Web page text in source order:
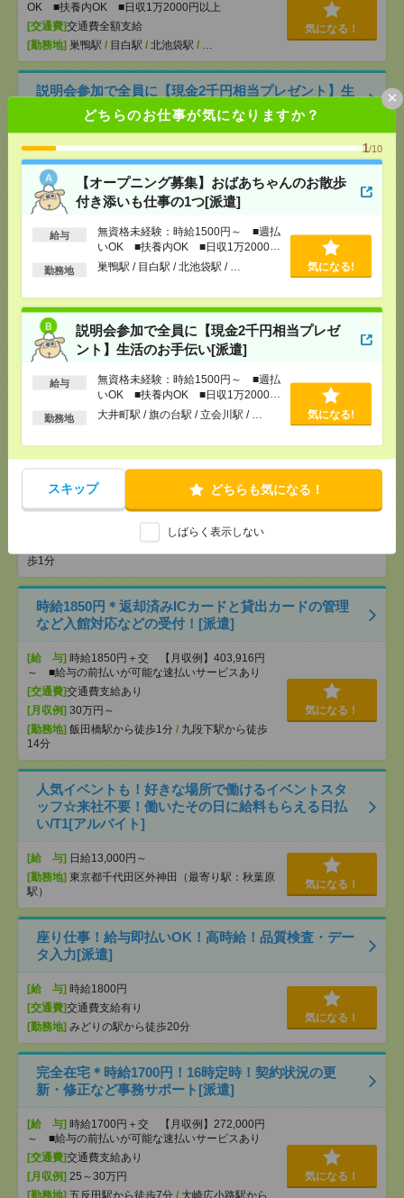
どちらのお仕事が気になりますか？
1/10
【オープニング募集】おばあちゃんのお散歩
付き添いも仕事の1つ[派遣]
給与
無資格未経験：時給1500円～ ■週払
いOK ■扶養内OK ■日収1万2000円
以上
勤務地 巣鴨駅 / 目白駅 / 北池袋駅 / … 気になる!
説明会参加で全員に【現金2千円相当プレゼ
ント】生活のお手伝い[派遣]
給与
無資格未経験：時給1500円～ ■週払
いOK ■扶養内OK ■日収1万2000円
以上
勤務地 大井町駅 / 旗の台駅 / 立会川駅 / … 気になる!
スキップ どちらも気になる！
しばらく表示しない
×
OK ■扶養内OK ■日収1万2000円以上
[交通費]交通費全額支給
[勤務地] 巣鴨駅 / 目白駅 / 北池袋駅 / …
気になる！
説明会参加で全員に【現金2千円相当プレゼント】生
活のお手伝い[派遣]
[給 与]無資格未経験：時給1500円～ ■週払い
OK ■扶養内OK ■日収1万2000円以上
[交通費]
交通費全額支給
[勤務地]
大井町駅/ 旗の台駅/ 立会川駅/…
気になる！
2050円＊町田市＠確定申告書類のデータ入力／週3～
5勤務／期間限定[派遣]
[交通費]全額支給
[月収例]
10～15万円
[勤務地]
町田駅から徒歩13分
気になる！
【在宅勤務OK】時給3000円！10～16時＊残業ほぼな
し▼新日本橋で一般事務[派遣]
[給 与]時給3000円 月収例 30万円 時給3000円×
実働5h×週5日×4週 ※月収例を保証するものではあ
りません。※給与即受取りサービス利用可（利用条
件有）
[交通費]1ヶ月3万円を上限として実費支給
歩1分
気になる！
時給1850円＊返却済みICカードと貸出カードの管理
など入館対応などの受付！[派遣]
[給 与] 時給1850円＋交 【月収例】403,916円
～ ■給与の前払いが可能な速払いサービスあり
[交通費]交通費支給あり
[月収例] 30万円～
[勤務地] 飯田橋駅から徒歩1分 / 九段下駅から徒歩
14分
気になる！
人気イベントも！好きな場所で働けるイベントスタ
ッフ☆来社不要！働いたその日に給料もらえる日払
い/T1[アルバイト]
[給 与] 日給13,000円～
[勤務地] 東京都千代田区外神田（最寄り駅：秋葉原
駅）
気になる！
座り仕事！給与即払いOK！高時給！品質検査・デー
タ入力[派遣]
[給 与] 時給1800円
[交通費]交通費支給有り
[勤務地] みどりの駅から徒歩20分
気になる！
完全在宅＊時給1700円！16時定時！契約状況の更
新・修正など事務サポート[派遣]
[給 与] 時給1700円＋交 【月収例】272,000円
～ ■給与の前払いが可能な速払いサービスあり
[交通費]交通費支給あり
[月収例] 25～30万円
[勤務地] 五反田駅から徒歩7分 / 大崎広小路駅から
気になる！